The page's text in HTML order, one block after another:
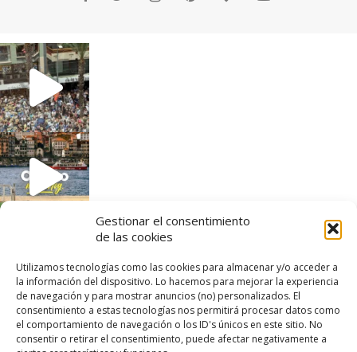
Gestionar el consentimiento
de las cookies
Utilizamos tecnologías como las cookies para almacenar y/o acceder a
la información del dispositivo. Lo hacemos para mejorar la experiencia
de navegación y para mostrar anuncios (no) personalizados. El
consentimiento a estas tecnologías nos permitirá procesar datos como
el comportamiento de navegación o los ID's únicos en este sitio. No
consentir o retirar el consentimiento, puede afectar negativamente a